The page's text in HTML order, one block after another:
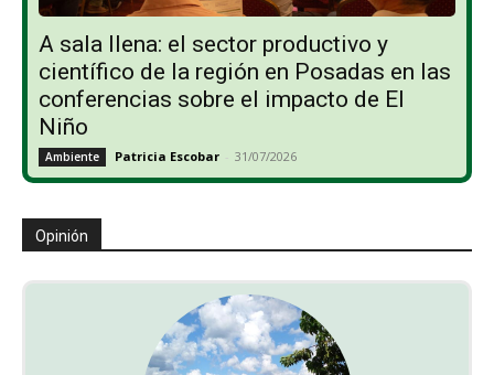
A sala llena: el sector productivo y
científico de la región en Posadas en las
conferencias sobre el impacto de El
Niño
Ambiente Patricia Escobar - 31/07/2026
Opinión